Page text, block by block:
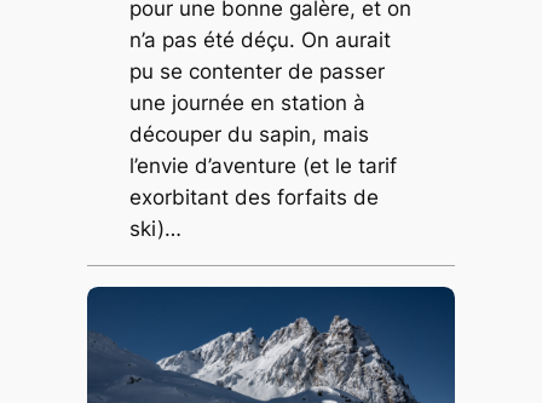
pour une bonne galère, et on
n’a pas été déçu. On aurait
pu se contenter de passer
une journée en station à
découper du sapin, mais
l’envie d’aventure (et le tarif
exorbitant des forfaits de
ski)…